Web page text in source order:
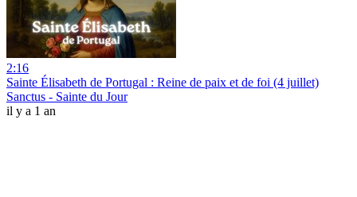
2:16
Sainte Élisabeth de Portugal : Reine de paix et de foi (4 juillet)
Sanctus - Sainte du Jour
il y a 1 an